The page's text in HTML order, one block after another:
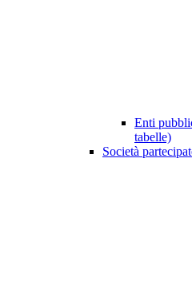
Enti
tabelle)
Società